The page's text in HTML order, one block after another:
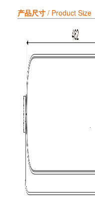
产品尺寸 / Product Size